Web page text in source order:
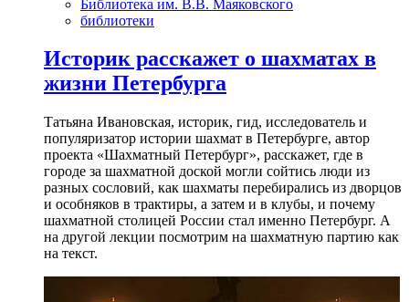
Библиотека им. В.В. Маяковского
библиотеки
Историк расскажет о шахматах в
жизни Петербурга
Татьяна Ивановская, историк, гид, исследователь и
популяризатор истории шахмат в Петербурге, автор
проекта «Шахматный Петербург», расскажет, где в
городе за шахматной доской могли сойтись люди из
разных сословий, как шахматы перебирались из дворцов
и особняков в трактиры, а затем и в клубы, и почему
шахматной столицей России стал именно Петербург. А
на другой лекции посмотрим на шахматную партию как
на текст.